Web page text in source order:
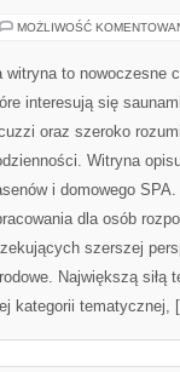
MOŻLIWOŚĆ
witryna to nowoczesne
interesują się
oraz szeroko
Witryna
i domowego
dla osób
szerszej
Największą siłą
kategorii